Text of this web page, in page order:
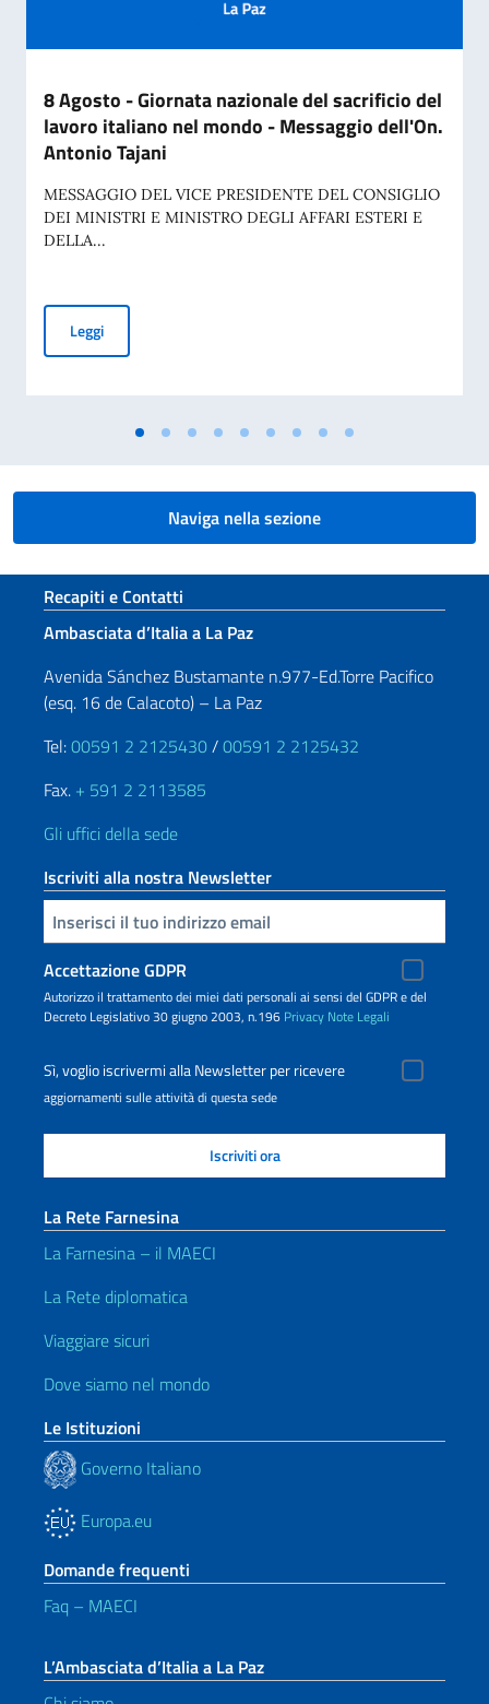
8 Agosto - Giornata nazionale del sacrificio del
lavoro italiano nel mondo - Messaggio dell'On.
Antonio Tajani
MESSAGGIO DEL VICE PRESIDENTE DEL CONSIGLIO
DEI MINISTRI E MINISTRO DEGLI AFFARI ESTERI E
DELLA...
Leggi8 Agosto - Giornata nazionale del sacrificio del lavoro
Naviga nella sezione
Sezione footer
Recapiti e Contatti
Ambasciata d’Italia a La Paz
Avenida Sánchez Bustamante n.977-Ed.Torre Pacifico
(esq. 16 de Calacoto) – La Paz
Tel:00591 2 2125430/00591 2 2125432
Fax. + 591 2 2113585
Gli uffici della sede
Iscriviti alla nostra Newsletter
Inserisci la tua email
Accettazione GDPR
Autorizzo il trattamento dei miei dati personali ai sensi del GDPR e del
Decreto Legislativo 30 giugno 2003, n.196 Privacy Note Legali
Sì, voglio iscrivermi alla Newsletter per ricevere
aggiornamenti sulle attività di questa sede
La Rete Farnesina
La Farnesina – il MAECI
La Rete diplomatica
Viaggiare sicuri
Dove siamo nel mondo
Le Istituzioni
Governo Italiano
Europa.eu
Domande frequenti
Faq – MAECI
L’Ambasciata d’Italia a La Paz